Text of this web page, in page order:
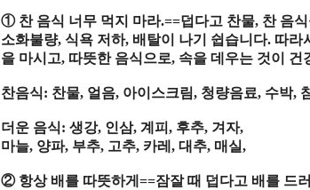
① 찬 음식 너무 먹지 마라.==덥다고 찬물, 찬 음
소화불량, 식욕 저하, 배탈이 나기 쉽습니다. 따라
을 마시고, 따뜻한 음식으로, 속을 데우는 것이 건
찬음식: 찬물, 얼음, 아이스크림, 청량음료, 수박,
더운 음식: 생강, 인삼, 계피 , 후추, 겨자,
마늘, 양파, 부추, 고추, 카레 , 대추, 매실,
② 항상 배를 따뜻하게 ==잠잘 때 덥다고 배를 드